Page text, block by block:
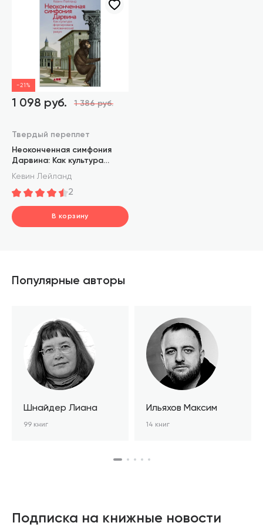
-21%
1 098 руб. 1 386 руб.
Твердый переплет
Неоконченная симфония
Дарвина: Как культура
формировала человеческий
Кевин Лейланд
2
В корзину
Популярные авторы
Шнайдер Лиана
99 книг
Ильяхов Максим
14 книг
Подписка на книжные новости